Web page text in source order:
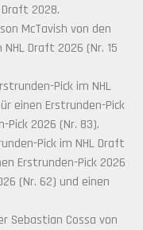
2028.
McTavish von den
Draft 2026 (Nr. 15
Pick im NHL
einen Erstrunden-Pick
Pick 2026 (Nr. 83).
Pick im NHL Draft
Erstrunden-Pick 2026
(Nr. 62) und einen
Sebastian Cossa von